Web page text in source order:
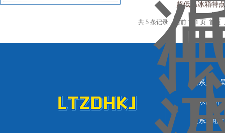
超低温冰箱特点
共 5 条记录，当前 1 / 1 页 首
联系人：
联系邮箱
联系地址